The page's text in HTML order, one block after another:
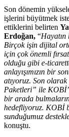
Son dönemin
işlerini büyütmek
ettiklerini belirten
Erdoğan, “
Birçok işin dijital
için çok önemli
olduğu gibi e-
anlayışımızın bir
atıyoruz. Son
Paketleri” ile
bir arada
hedefliyoruz. KOBİ
sunduğumuz
konuştu.